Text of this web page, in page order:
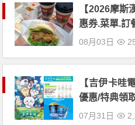
【2026摩斯
惠券.菜單.訂
08月03日
【吉伊卡哇
優惠/特典領
07月31日